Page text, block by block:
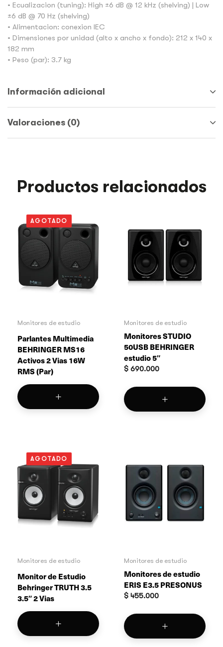
• Ecualizacion (tuning): High ±6 dB @ 12 kHz (shelving) | Low
±6 dB @ 70 Hz (shelving)
• Alimentacion: conexion IEC
• Dimensiones por unidad (alto x ancho x fondo): 212 x 140 x
182 mm
• Peso (par): 3.7 kg
Información adicional
Valoraciones (0)
Productos relacionados
AGOTADO
Monitores de estudio
Parlantes Multimedia
BEHRINGER MS16
Activos 2 Vias 16W
RMS (Par)
Monitores de estudio
Monitores STUDIO
50USB BEHRINGER
estudio 5″
$ 690.000
AGOTADO
Monitores de estudio
Monitor de Estudio
Behringer TRUTH 3.5
3.5″ 2 Vias
Monitores de estudio
Monitores de estudio
ERIS E3.5 PRESONUS
$ 455.000